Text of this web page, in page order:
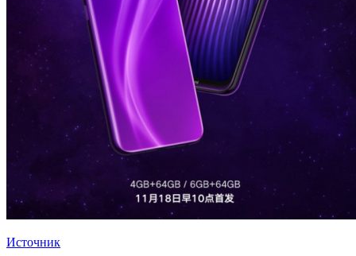
Источник